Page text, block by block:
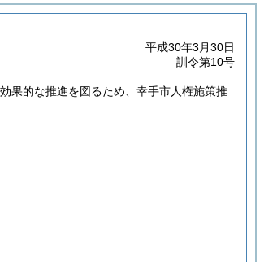
平成30年3月30日
訓令第10号
果的な推進を図るため、幸手市人権施策推